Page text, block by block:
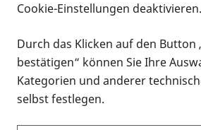
Cookie-Einstellungen deaktivieren.
Durch das Klicken auf den Button
bestätigen“ können Sie Ihre
Kategorien und anderer
selbst festlegen.